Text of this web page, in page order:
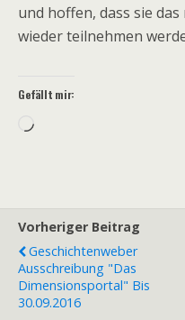
und hoffen, dass sie
wieder teilnehmen
Gefällt mir:
Wird
Vorheriger Beitrag
Geschichtenweber
Ausschreibung "Das
Dimensionsportal" Bis
30.09.2016